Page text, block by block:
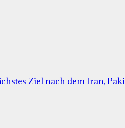
Ziel nach dem Iran,